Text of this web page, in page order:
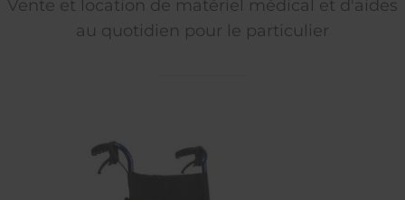
Vente et location de matériel médical et d'aides
au quotidien pour le particulier